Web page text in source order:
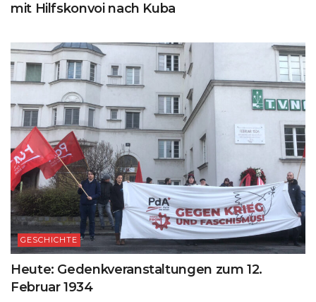
mit Hilfskonvoi nach Kuba
GESCHICHTE
Heute: Gedenkveranstaltungen zum 12.
Februar 1934